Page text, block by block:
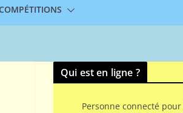
Qui est en ligne ?
Personne connecté